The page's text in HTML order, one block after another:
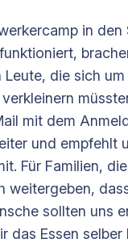
in
die sich
mit dem
und
Für Familien,
sollten uns
Essen